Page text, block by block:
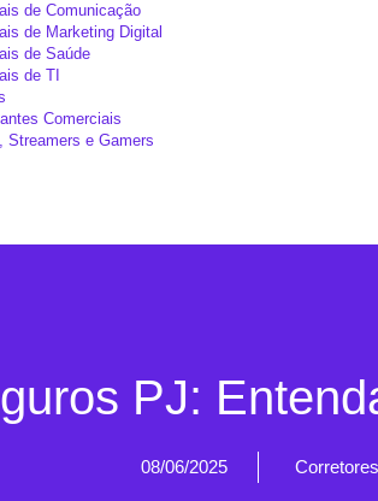
de Comunicação
de Marketing Digital
de Saúde
de TI
Comerciais
Streamers e Gamers
PJ:
08/06/2025